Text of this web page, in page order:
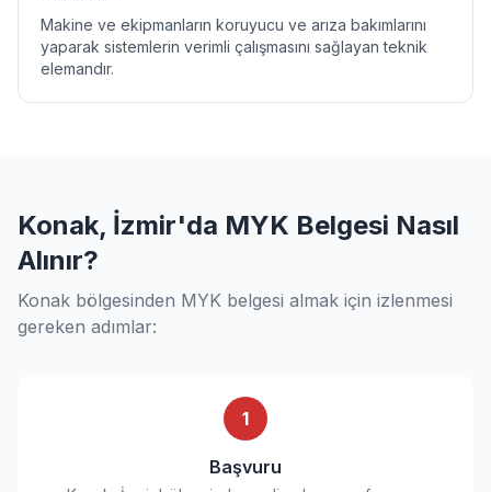
Makine ve ekipmanların koruyucu ve arıza bakımlarını
yaparak sistemlerin verimli çalışmasını sağlayan teknik
elemandır.
Konak, İzmir'da MYK Belgesi Nasıl
Alınır?
Konak bölgesinden MYK belgesi almak için izlenmesi
gereken adımlar:
1
Başvuru